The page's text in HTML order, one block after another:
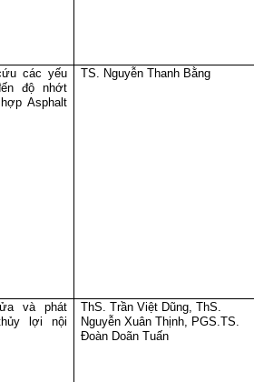
các yếu
độ nhớt
Asphalt
TS. Nguyễn Thanh Bằng
và phát
lợi nội
ThS. Trần Việt Dũng, ThS.
Nguyễn Xuân Thịnh, PGS.TS.
Đoàn Doãn Tuấn